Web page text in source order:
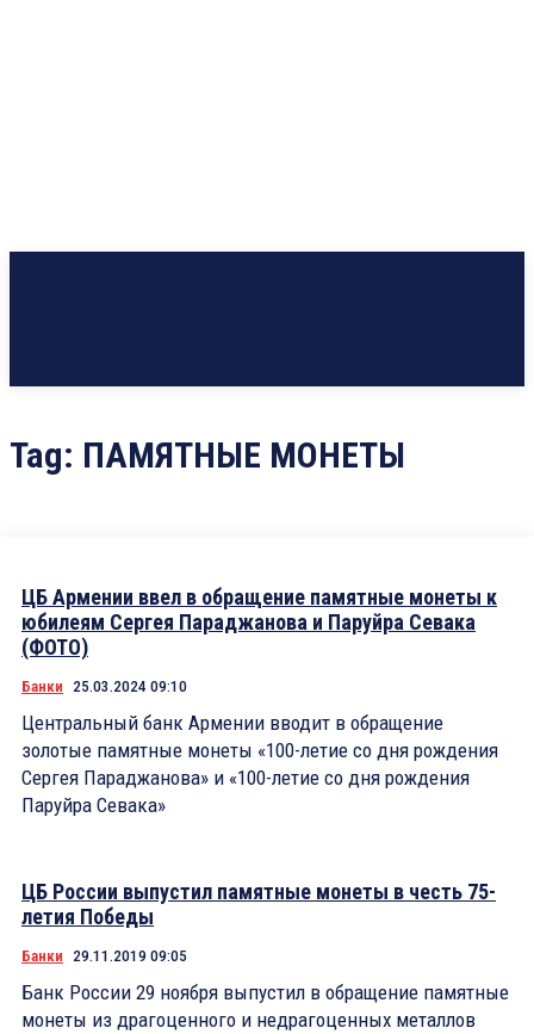
Tag: ПАМЯТНЫЕ МОНЕТЫ
ЦБ Армении ввел в обращение памятные монеты к
юбилеям Сергея Параджанова и Паруйра Севака
(ФОТО)
Банки 25.03.2024 09:10
Центральный банк Армении вводит в обращение
золотые памятные монеты «100-летие со дня рождения
Сергея Параджанова» и «100-летие со дня рождения
Паруйра Севака»
ЦБ России выпустил памятные монеты в честь 75-
летия Победы
Банки 29.11.2019 09:05
Банк России 29 ноября выпустил в обращение памятные
монеты из драгоценного и недрагоценных металлов